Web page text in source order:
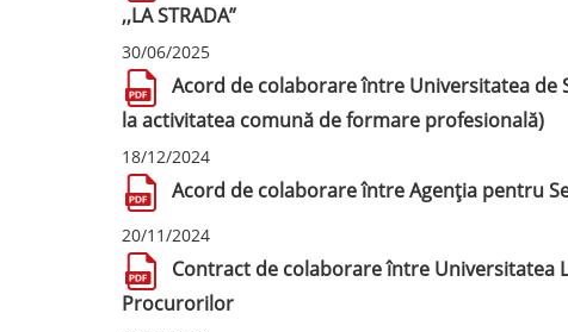
,,LA STRADA”
30/06/2025
Acord de colaborare între Universitatea
la activitatea comună de formare profesională)
18/12/2024
Acord de colaborare între Agenția pentru
20/11/2024
Contract de colaborare între Universitatea
Procurorilor